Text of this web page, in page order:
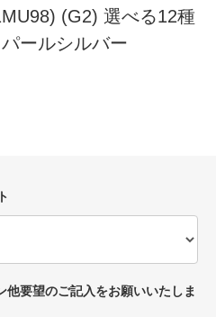
(G2) 選べる12種
ールシルバー
他要望のご記入をお願いいたしま